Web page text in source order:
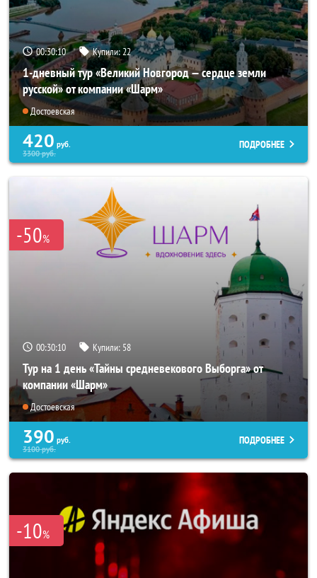
00:30:09 Купили: 22
1-дневный тур «Великий Новгород — сердце земли
русской» от компании «Шарм»
Достоевская
420 руб.
3300руб.
ПОДРОБНЕЕ
-50%
00:30:09 Купили: 58
Тур на 1 день «Тайны средневекового Выборга» от
компании «Шарм»
Достоевская
390 руб.
3100руб.
ПОДРОБНЕЕ
-10%